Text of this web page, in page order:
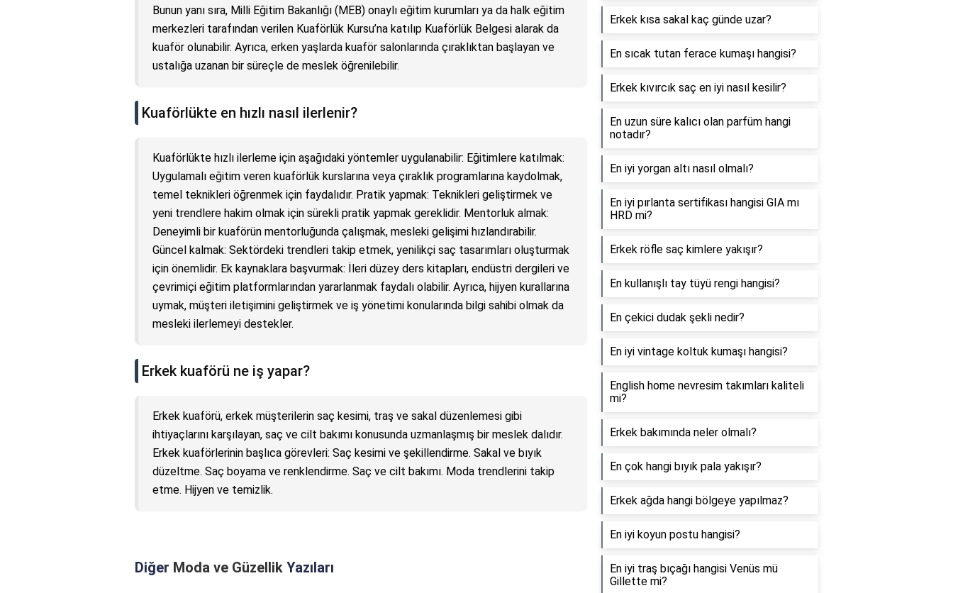
Bunun yanı sıra, Milli Eğitim Bakanlığı (MEB) onaylı eğitim kurumları ya da halk eğitim
merkezleri tarafından verilen Kuaförlük Kursu’na katılıp Kuaförlük Belgesi alarak da
kuaför olunabilir. Ayrıca, erken yaşlarda kuaför salonlarında çıraklıktan başlayan ve
ustalığa uzanan bir süreçle de meslek öğrenilebilir.
Kuaförlükte en hızlı nasıl ilerlenir?
Kuaförlükte hızlı ilerleme için aşağıdaki yöntemler uygulanabilir: Eğitimlere katılmak:
Uygulamalı eğitim veren kuaförlük kurslarına veya çıraklık programlarına kaydolmak,
temel teknikleri öğrenmek için faydalıdır. Pratik yapmak: Teknikleri geliştirmek ve
yeni trendlere hakim olmak için sürekli pratik yapmak gereklidir. Mentorluk almak:
Deneyimli bir kuaförün mentorluğunda çalışmak, mesleki gelişimi hızlandırabilir.
Güncel kalmak: Sektördeki trendleri takip etmek, yenilikçi saç tasarımları oluşturmak
için önemlidir. Ek kaynaklara başvurmak: İleri düzey ders kitapları, endüstri dergileri ve
çevrimiçi eğitim platformlarından yararlanmak faydalı olabilir. Ayrıca, hijyen kurallarına
uymak, müşteri iletişimini geliştirmek ve iş yönetimi konularında bilgi sahibi olmak da
mesleki ilerlemeyi destekler.
Erkek kuaförü ne iş yapar?
Erkek kuaförü, erkek müşterilerin saç kesimi, traş ve sakal düzenlemesi gibi
ihtiyaçlarını karşılayan, saç ve cilt bakımı konusunda uzmanlaşmış bir meslek dalıdır.
Erkek kuaförlerinin başlıca görevleri: Saç kesimi ve şekillendirme. Sakal ve bıyık
düzeltme. Saç boyama ve renklendirme. Saç ve cilt bakımı. Moda trendlerini takip
etme. Hijyen ve temizlik.
Diğer Moda ve Güzellik Yazıları
Erkek kısa sakal kaç günde uzar?
En sıcak tutan ferace kumaşı hangisi?
Erkek kıvırcık saç en iyi nasıl kesilir?
En uzun süre kalıcı olan parfüm hangi
notadır?
En iyi yorgan altı nasıl olmalı?
En iyi pırlanta sertifikası hangisi GIA mı
HRD mi?
Erkek röfle saç kimlere yakışır?
En kullanışlı tay tüyü rengi hangisi?
En çekici dudak şekli nedir?
En iyi vintage koltuk kumaşı hangisi?
English home nevresim takımları kaliteli
mi?
Erkek bakımında neler olmalı?
En çok hangi bıyık pala yakışır?
Erkek ağda hangi bölgeye yapılmaz?
En iyi koyun postu hangisi?
En iyi traş bıçağı hangisi Venüs mü
Gillette mi?